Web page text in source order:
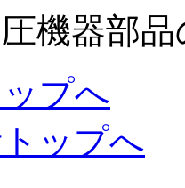
機器部
プへ
ップへ